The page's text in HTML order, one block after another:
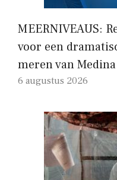
MEERNIVEAUS:
voor een
meren van
6 augustus 2026